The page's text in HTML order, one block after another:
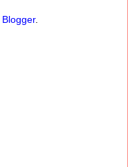
Blogger.